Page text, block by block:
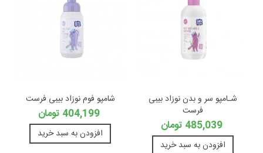
شـامپو سر و بدن نوزاد بیبی
فرست
485,039 تومان
افزودن به سبد خرید
شامپو فوم نوزاد بیبی فرست
404,199 تومان
افزودن به سبد خرید